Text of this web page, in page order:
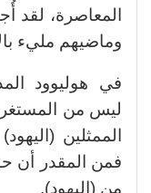
المعاصرة، لقد
وماضيهم مليء
في هوليوود
ليس من
الممثلين
من (اليهود).